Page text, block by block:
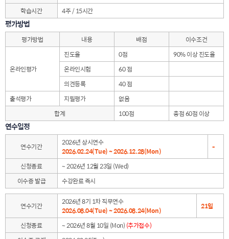
학습시간
4주 / 15시간
평가방법
평가방법 내용 배점 이수조건
합계 100점 총점 60점 이상
온라인평가
진도율 0점
90% 이상 진도율
온라인시험
60 점
의견등록
40 점
출석평가
지필평가 없음
연수일정
연수기간
2026년 상시연수
2026.02.24(Tue) ~ 2026.12.28(Mon)
-
신청종료
~ 2026년 12월 23일 (Wed)
이수증 발급
수강완료 즉시
연수기간
2026년 8기 1차 직무연수
2026.08.04(Tue) ~ 2026.08.24(Mon)
21일
신청종료 ~ 2026년 8월 10일 (Mon) (추가접수)